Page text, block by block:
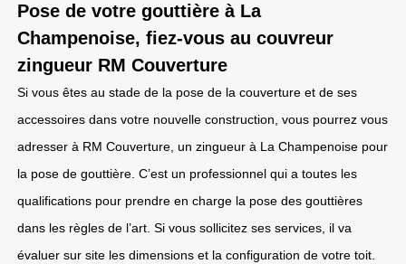
Pose de votre gouttière à La
Champenoise, fiez-vous au couvreur
zingueur RM Couverture
Si vous êtes au stade de la pose de la couverture et de ses
accessoires dans votre nouvelle construction, vous pourrez vous
adresser à RM Couverture, un zingueur à La Champenoise pour
la pose de gouttière. C’est un professionnel qui a toutes les
qualifications pour prendre en charge la pose des gouttières
dans les règles de l’art. Si vous sollicitez ses services, il va
évaluer sur site les dimensions et la configuration de votre toit.